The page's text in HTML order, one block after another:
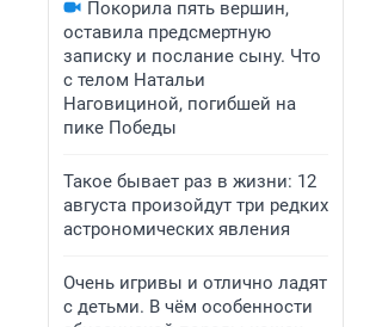
Покорила пять вершин,
оставила предсмертную
записку и послание сыну. Что
с телом Натальи
Наговициной, погибшей на
пике Победы
Такое бывает раз в жизни: 12
августа произойдут три редких
астрономических явления
Очень игривы и отлично ладят
с детьми. В чём особенности